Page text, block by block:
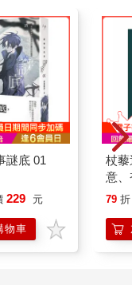
業活動雖在一月份與
項經濟指標實際上都
民工被迫回到鄉間，
天時，中國社會多半
甦極度不平衡。雖然
長二．三％，非食
一九年低三％，前往餐
動（上升八％）、基
旅遊景氣可謂「一去
也未曾回到這場流行
經濟規模較二○一九
相關的消費品支出卻
近一○％。由於美國政
謎底 01
229 元
物車
杖
意
恭
79 折